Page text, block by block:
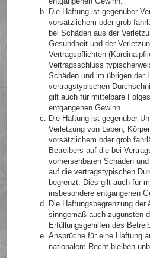
Die Haftung ist gegenüber
vorsätzlichem oder grob
bei Schäden aus der
Gesundheit und der
Vertragspflichten
Vertragsschluss
Schäden und im übrigen der
vertragstypischen
gilt auch für mittelbare
entgangenen Gewinn.
Die Haftung ist gegenüber
Verletzung von Leben,
vorsätzlichem oder grob
Betreibers auf die bei
vorhersehbaren Schäden
auf die vertragstypischen
begrenzt. Dies gilt auch für
insbesondere entgangenen
Die Haftungsbegrenzung
sinngemäß auch zugunsten
Erfüllungsgehilfen des
Ansprüche für eine Haftung
nationalem Recht bleiben